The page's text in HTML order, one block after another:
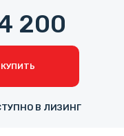
200
КУПИТЬ
В ЛИЗИНГ